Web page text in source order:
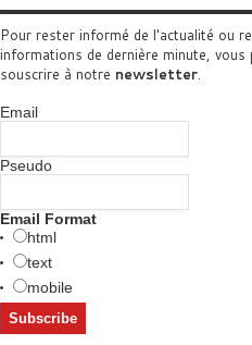
Pour rester informé de l'actualité ou
informations de dernière minute, vous
souscrire à notre newsletter.
Email
Pseudo
Email Format
html
text
mobile